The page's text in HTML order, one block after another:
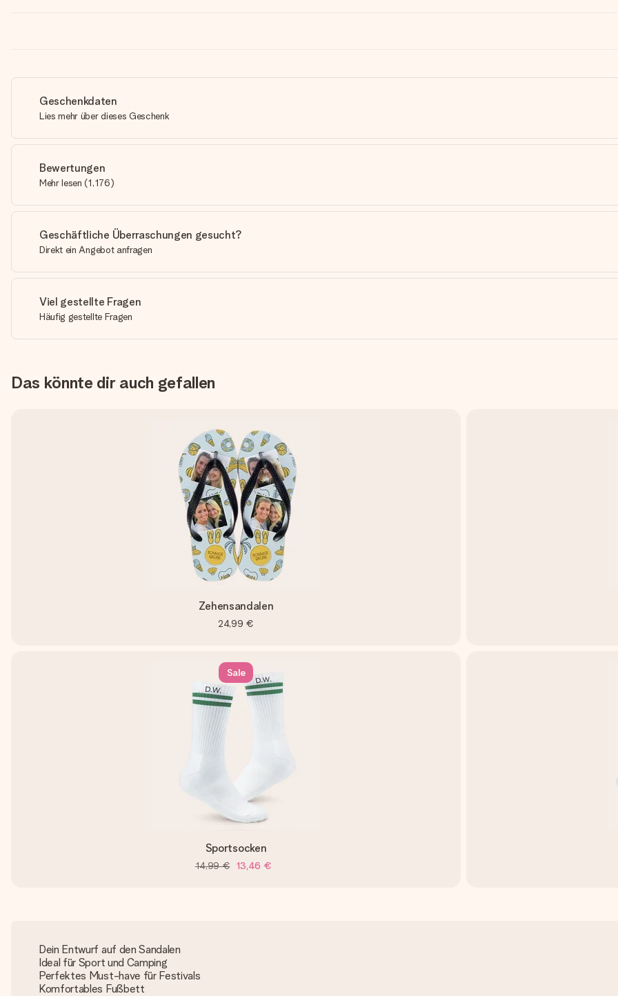
Geschenkdaten
Lies mehr über dieses Geschenk
Bewertungen
Mehr lesen (1,176)
Geschäftliche Überraschungen gesucht?
Direkt ein Angebot anfragen
Viel gestellte Fragen
Häufig gestellte Fragen
Das könnte dir auch gefallen
Zehensandalen
24,99 €
Sale
Sportsocken
14,99 € 13,46 €
Dein Entwurf auf den Sandalen
Ideal für Sport und Camping
Perfektes Must-have für Festivals
Komfortables Fußbett